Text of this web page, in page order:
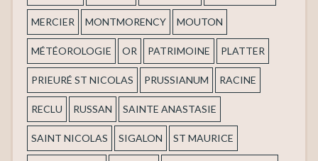
MERCIER MONTMORENCY MOUTON
MÉTÉOROLOGIE OR PATRIMOINE PLATTER
PRIEURÉ ST NICOLAS PRUSSIANUM RACINE
RECLU RUSSAN SAINTE ANASTASIE
SAINT NICOLAS SIGALON ST MAURICE